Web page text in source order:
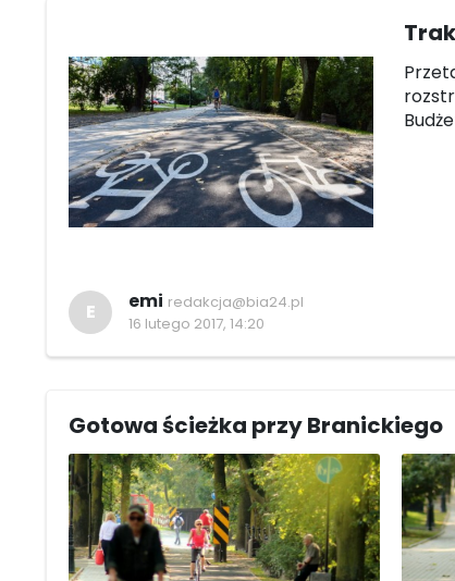
E emi redakcja@bia24.pl
16 lutego 2017, 14:20
Gotowa ścieżka przy Branickiego